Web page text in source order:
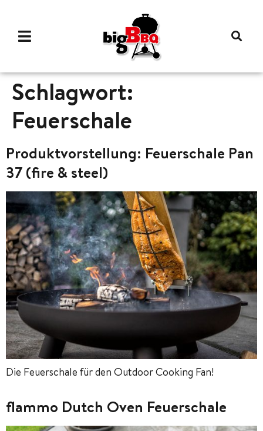
Schlagwort:
Feuerschale
Produktvorstellung: Feuerschale Pan
37 (fire & steel)
Die Feuerschale für den Outdoor Cooking Fan!
flammo Dutch Oven Feuerschale